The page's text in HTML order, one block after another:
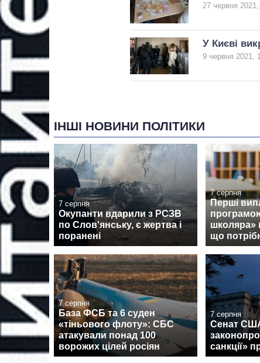
27 червня
У Києві
9 червня 2021,
ІНШІ НОВИНИ ПОЛІТИКИ
7 серпня
Окупанти вдарили з РСЗВ
по Слов'янську, є жертва і
поранені
7 серпня
Перші
школяра»
що
7 серпня
База ФСБ та 6 суден
«тіньового флоту»: СБС
атакували понад 100
ворожих цілей росіян
7 серпня
Сенат
санкції»